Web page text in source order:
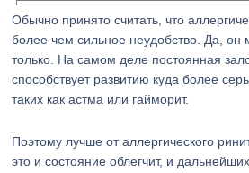
Обычно принято считать, что
более чем сильное неудобство. Да, он
только. На самом деле постоянная
способствует развитию куда более
таких как астма или гайморит.
Поэтому лучше от аллергического
это и состояние облегчит, и